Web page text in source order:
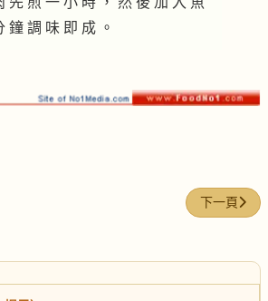
鐘 調 味 即 成 。
下一篇文章
下一頁